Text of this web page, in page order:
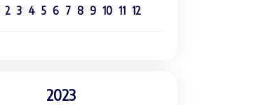
2 3 4 5 6 7 8 9 10 11 12
2023